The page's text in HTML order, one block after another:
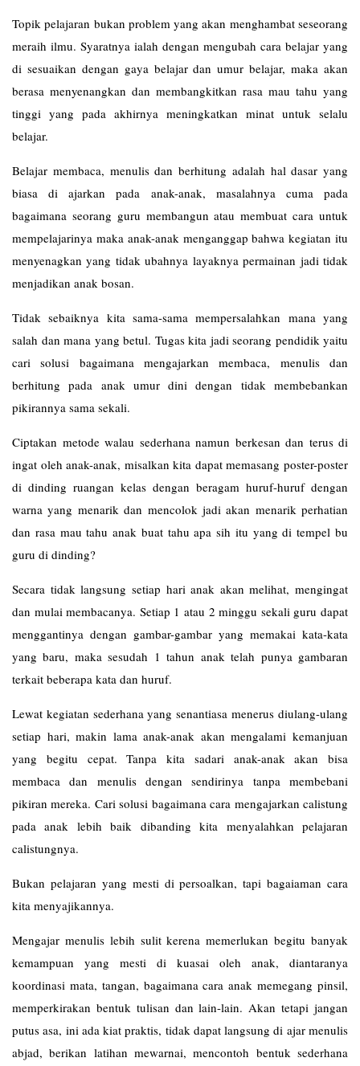
Topik pelajaran bukan problem yang akan menghambat seseorang
meraih ilmu. Syaratnya ialah dengan mengubah cara belajar yang
di sesuaikan dengan gaya belajar dan umur belajar, maka akan
berasa menyenangkan dan membangkitkan rasa mau tahu yang
tinggi yang pada akhirnya meningkatkan minat untuk selalu
belajar.
Belajar membaca, menulis dan berhitung adalah hal dasar yang
biasa di ajarkan pada anak-anak, masalahnya cuma pada
bagaimana seorang guru membangun atau membuat cara untuk
mempelajarinya maka anak-anak menganggap bahwa kegiatan itu
menyenagkan yang tidak ubahnya layaknya permainan jadi tidak
menjadikan anak bosan.
Tidak sebaiknya kita sama-sama mempersalahkan mana yang
salah dan mana yang betul. Tugas kita jadi seorang pendidik yaitu
cari solusi bagaimana mengajarkan membaca, menulis dan
berhitung pada anak umur dini dengan tidak membebankan
pikirannya sama sekali.
Ciptakan metode walau sederhana namun berkesan dan terus di
ingat oleh anak-anak, misalkan kita dapat memasang poster-poster
di dinding ruangan kelas dengan beragam huruf-huruf dengan
warna yang menarik dan mencolok jadi akan menarik perhatian
dan rasa mau tahu anak buat tahu apa sih itu yang di tempel bu
guru di dinding?
Secara tidak langsung setiap hari anak akan melihat, mengingat
dan mulai membacanya. Setiap 1 atau 2 minggu sekali guru dapat
menggantinya dengan gambar-gambar yang memakai kata-kata
yang baru, maka sesudah 1 tahun anak telah punya gambaran
terkait beberapa kata dan huruf.
Lewat kegiatan sederhana yang senantiasa menerus diulang-ulang
setiap hari, makin lama anak-anak akan mengalami kemanjuan
yang begitu cepat. Tanpa kita sadari anak-anak akan bisa
membaca dan menulis dengan sendirinya tanpa membebani
pikiran mereka. Cari solusi bagaimana cara mengajarkan calistung
pada anak lebih baik dibanding kita menyalahkan pelajaran
calistungnya.
Bukan pelajaran yang mesti di persoalkan, tapi bagaiaman cara
kita menyajikannya.
Mengajar menulis lebih sulit kerena memerlukan begitu banyak
kemampuan yang mesti di kuasai oleh anak, diantaranya
koordinasi mata, tangan, bagaimana cara anak memegang pinsil,
memperkirakan bentuk tulisan dan lain-lain. Akan tetapi jangan
putus asa, ini ada kiat praktis, tidak dapat langsung di ajar menulis
abjad, berikan latihan mewarnai, mencontoh bentuk sederhana